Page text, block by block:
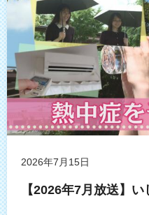
2026年7月15日
【2026年7月放送】